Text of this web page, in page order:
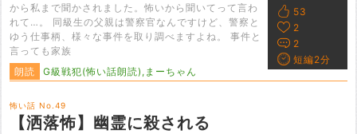
から私まで聞かされました。怖いから聞いてって言わ
れて…。 同級生の父親は警察官なんですけど、警察と
ゆう仕事柄、様々な事件を取り調べますよね。 事件と
言っても家族
朗読
G級戦犯(怖い話朗読),まーちゃん
53
2
2
短編2分
怖い話 No.49
【洒落怖】幽霊に殺される